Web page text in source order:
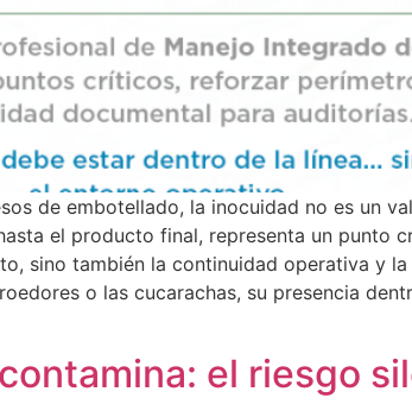
de embotellado, la inocuidad no es un
el producto final, representa un punto
sino también la continuidad operativa y
o las cucarachas, su presencia
el riesgo